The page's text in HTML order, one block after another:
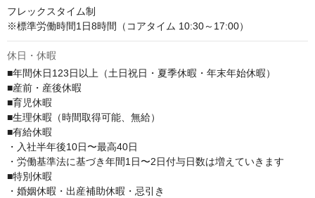
フレックスタイム制
※標準労働時間1日8時間（コアタイム 10:30～17:00）
休日・休暇
■年間休日123日以上（土日祝日・夏季休暇・年末年始休暇）
■産前・産後休暇
■育児休暇
■生理休暇（時間取得可能、無給）
■有給休暇
・入社半年後10日〜最高40日
・労働基準法に基づき年間1日〜2日付与日数は増えていきます
■特別休暇
・婚姻休暇・出産補助休暇・忌引き